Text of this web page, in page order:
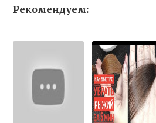
Рекомендуем: